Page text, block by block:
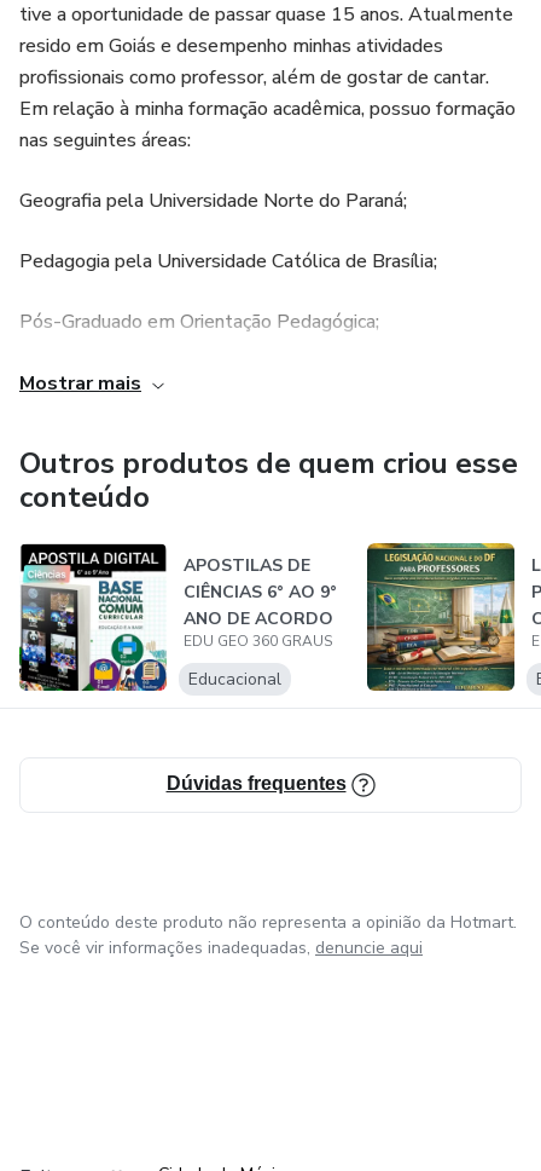
tive a oportunidade de passar quase 15 anos. Atualmente
resido em Goiás e desempenho minhas atividades
profissionais como professor, além de gostar de cantar.
Em relação à minha formação acadêmica, possuo formação
nas seguintes áreas:
Geografia pela Universidade Norte do Paraná;
Pedagogia pela Universidade Católica de Brasília;
Pós-Graduado em Orientação Pedagógica;
Pós-Graduado em Metodologias do Ensino Superior;
Pós-Graduado em Educação Especial e Inclusiva;
Mestrado em Educação.
Sou um entusiasta pelo ensino de Geografia, que propõe o
uso de métodos e técnicas completamente diferentes dos
tradicionais, buscando sempre as formas de aprendizado
SITE OFICIAL: https://www.edugeo360graus.com/
Mostrar mais
Outros produtos de quem criou esse
conteúdo
APOSTILAS DE
CIÊNCIAS 6° AO 9°
ANO DE ACORDO
COM A BNCC
EDU GEO 360 GRAUS
Educacional
Dúvidas frequentes
O conteúdo deste produto não representa a opinião da Hotmart.
Se você vir informações inadequadas, denuncie aqui